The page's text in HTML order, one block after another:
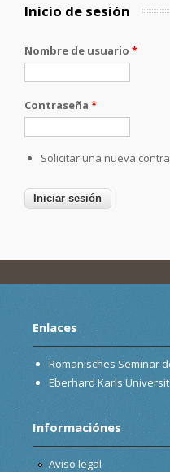
Inicio de sesión
Nombre de usuario *
Contraseña *
Solicitar una nueva
Enlaces
Romanisches Seminar
Eberhard Karls
Informaciónes
Aviso legal